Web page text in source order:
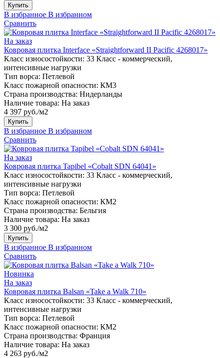
Купить
В избранное В избранном
Сравнить
На заказ
Ковровая плитка Interface «Straightforward II Pacific 4268017»
Класс износостойкости: 33 Класс - коммерческий,
интенсивные нагрузки
Тип ворса: Петлевой
Класс пожарной опасности: КМ3
Страна производства: Нидерланды
Наличие товара: На заказ
4 397 руб./м2
Купить
В избранное В избранном
Сравнить
На заказ
Ковровая плитка Tapibel «Cobalt SDN 64041»
Класс износостойкости: 33 Класс - коммерческий,
интенсивные нагрузки
Тип ворса: Петлевой
Класс пожарной опасности: КМ2
Страна производства: Бельгия
Наличие товара: На заказ
3 300 руб./м2
Купить
В избранное В избранном
Сравнить
Новинка
На заказ
Ковровая плитка Balsan «Take a Walk 710»
Класс износостойкости: 33 Класс - коммерческий,
интенсивные нагрузки
Тип ворса: Петлевой
Класс пожарной опасности: КМ2
Страна производства: Франция
Наличие товара: На заказ
4 263 руб./м2